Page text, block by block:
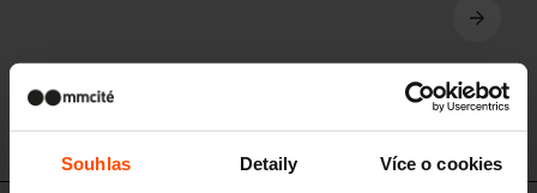
Souhlas Detaily Více o cookies